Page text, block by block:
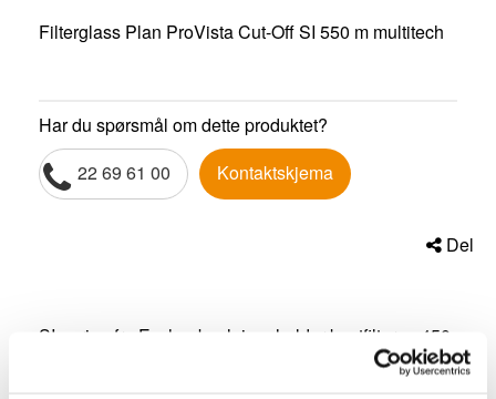
Filterglass Plan ProVista Cut-Off SI 550 m multitech
Har du spørsmål om dette produktet?
22 69 61 00
Kontaktskjema
Del
SI-serien fra Eschenbach inneholder kantfilterne 450,
450pol, 511, 511pol, 527, 527pol, 550 og 550pol.
Kan leveres som forhenger eller med brilleglass i et